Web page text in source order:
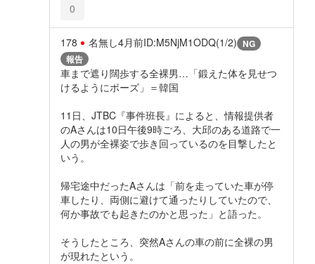
0
178 名無し4月前ID:M5NjM1ODQ(1/2) NG
報告
車まで遮り闊歩する全裸男…「鍛えた体を見せつ
けるようにポーズ」＝韓国
11日、JTBC『事件班長』によると、情報提供者
のAさんは10日午後9時ごろ、大邱のある道路で一
人の男が全裸姿で歩き回っているのを目撃したと
いう。
帰宅途中だったAさんは「前を走っていた車が停
車したり、両側に避けて通ったりしていたので、
何か事故でも起きたのかと思った」と語った。
そうしたところ、突然Aさんの車の前に全裸の男
が現れたという。